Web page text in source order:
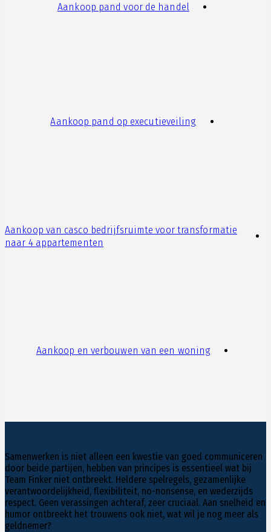
Aankoop pand voor de handel
Aankoop pand op executieveiling
Aankoop van casco bedrijfsruimte voor transformatie
naar 4 appartementen
Aankoop en verbouwen van een woning
Samenwerken is niet alleen een kwestie van goed communiceren
door beide partijen, hebben van principes is essentieel wat bij
Team Finker niet ontbreekt. Heldere spelregels, gezamenlijke
verantwoordelijkheid, flexibiliteit, no-nonsense, en wederzijds
respect. Geen verassingen achteraf, zeer cruciaal. Aan snelheid en
humor ontbreekt het trouwens ook niet, wat wil je nog meer als
geldnemer?